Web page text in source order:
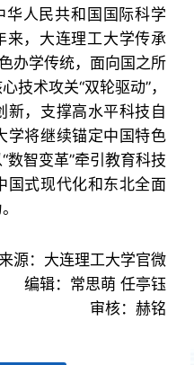
人民共和国国际科学
，大连理工大学传承
办学传统，面向国之所
技术攻关“双轮驱动”，
新，支撑高水平科技自
学将继续锚定中国特色
数智变革”牵引教育科技
国式现代化和东北全面
来源：大连理工大学官微
编辑：常思萌 任亭钰
审核：赫铭